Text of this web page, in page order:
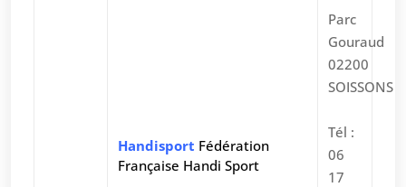
Handisport Fédération
Française Handi Sport
Parc
Gouraud
02200
SOISSONS
Tél :
06
17